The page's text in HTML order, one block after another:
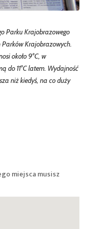
Parku Krajobrazowego
Parków Krajobrazowych.
około 9°C, w
do 11°C latem. Wydajność
niż kiedyś, na co duży
miejsca musisz